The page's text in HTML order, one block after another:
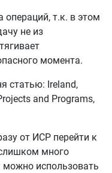
операций, т.к. в этом
не из
момента.
статью: Ireland,
and Programs,
от ИСР перейти к
много
использовать